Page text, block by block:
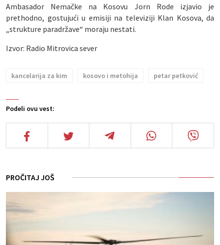
Podeli ovu vest:
Ambasador Nemačke na Kosovu Jorn Rode izjavio je
prethodno, gostujući u emisiji na televiziji Klan Kosova, da
„strukture paradržave“ moraju nestati.
Izvor: Radio Mitrovica sever
kancelarija za kim kosovo i metohija petar petković
PROČITAJ JOŠ